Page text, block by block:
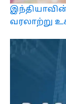
வரலாற்று